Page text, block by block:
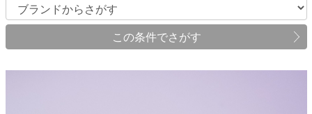
この条件でさがす